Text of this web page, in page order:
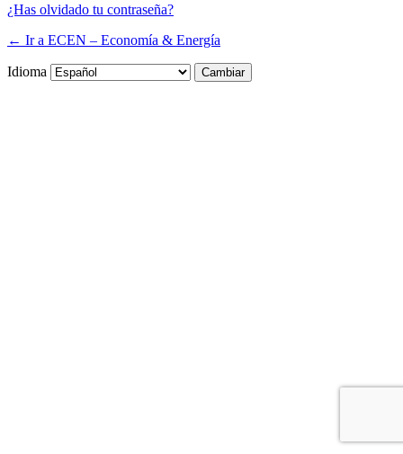
¿Has olvidado tu contraseña?
← Ir a ECEN – Economía & Energía
Idioma